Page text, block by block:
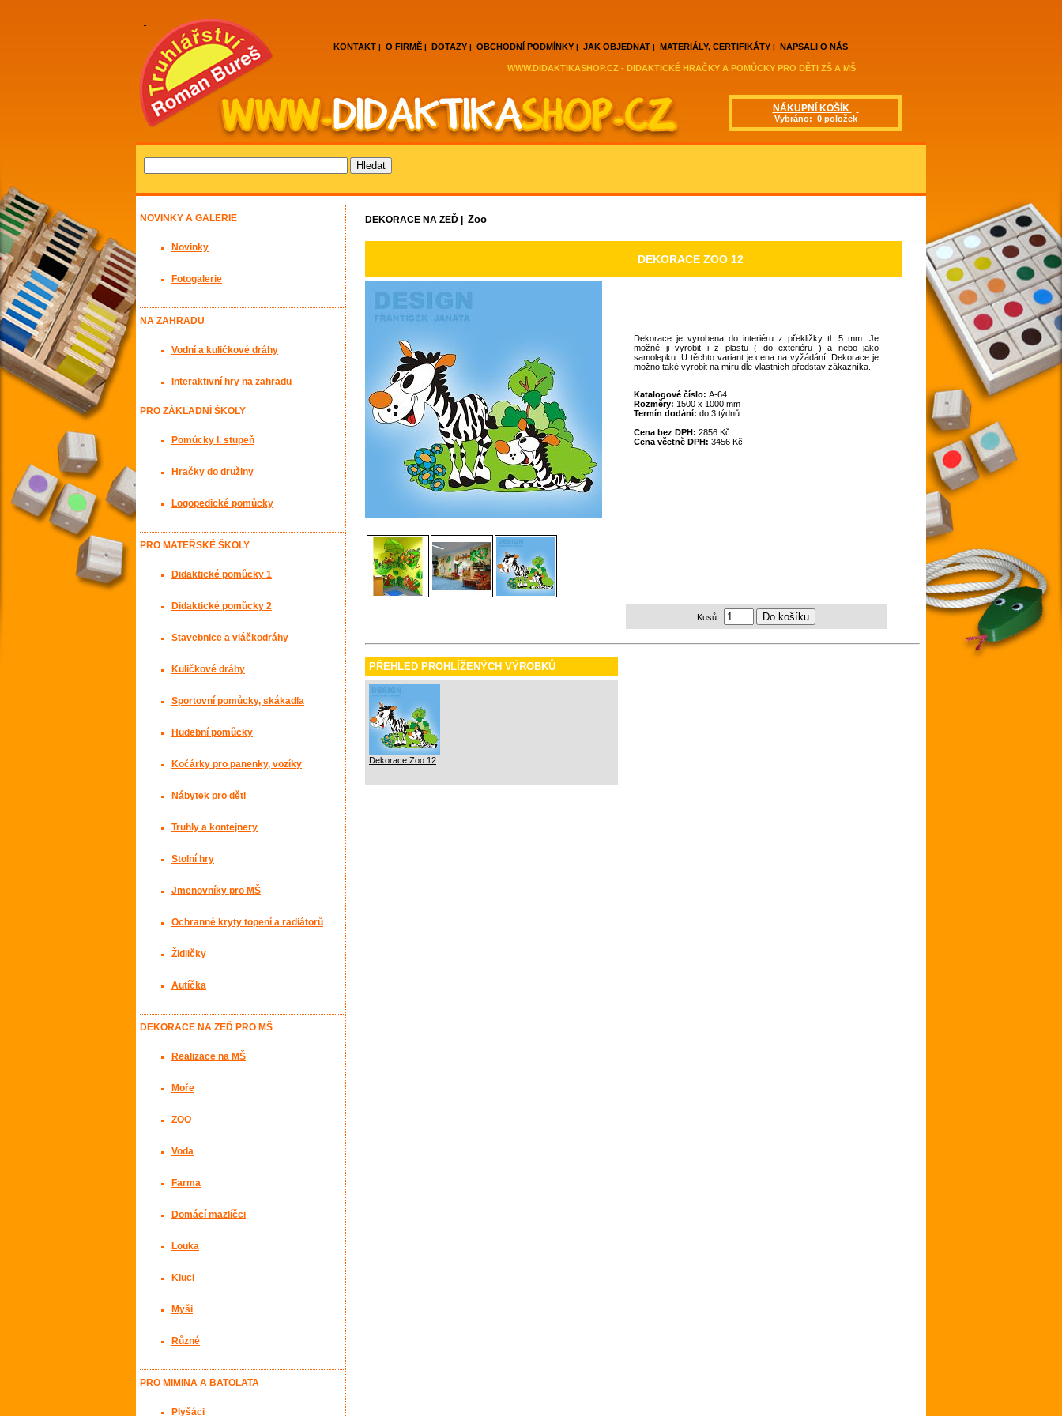
WWW.DIDAKTIKASHOP.CZ - DIDAKTICKÉ HRAČKY A POMŮCKY PRO DĚTI ZŠ A MŠ
KONTAKT | O FIRMĚ | DOTAZY | OBCHODNÍ PODMÍNKY | JAK OBJEDNAT | MATERIÁLY, CERTIFIKÁTY | NAPSALI O NÁS
NÁKUPNÍ KOŠÍK
Vybráno: 0 položek
DEKORACE NA ZEĎ | Zoo
DEKORACE ZOO 12
Dekorace je vyrobena do interiéru z překližky tl. 5 mm. Je
možné ji vyrobit i z plastu ( do exteriéru ) a nebo jako
samolepku. U těchto variant je cena na vyžádání. Dekorace je
možno také vyrobit na míru dle vlastních představ zákazníka.
Katalogové číslo: A-64
Rozměry: 1500 x 1000 mm
Termín dodání: do 3 týdnů
Cena bez DPH: 2856 Kč
Cena včetně DPH: 3456 Kč
Kusů:
PŘEHLED PROHLÍŽENÝCH VÝROBKŮ
Dekorace Zoo 12
NOVINKY A GALERIE
Novinky
Fotogalerie
NA ZAHRADU
Vodní a kuličkové dráhy
Interaktivní hry na zahradu
PRO ZÁKLADNÍ ŠKOLY
Pomůcky I. stupeň
Hračky do družiny
Logopedické pomůcky
PRO MATEŘSKÉ ŠKOLY
Didaktické pomůcky 1
Didaktické pomůcky 2
Stavebnice a vláčkodráhy
Kuličkové dráhy
Sportovní pomůcky, skákadla
Hudební pomůcky
Kočárky pro panenky, vozíky
Nábytek pro děti
Truhly a kontejnery
Stolní hry
Jmenovníky pro MŠ
Ochranné kryty topení a radiátorů
Židličky
Autíčka
DEKORACE NA ZEĎ PRO MŠ
Realizace na MŠ
Moře
ZOO
Voda
Farma
Domácí mazlíčci
Louka
Kluci
Myši
Různé
PRO MIMINA A BATOLATA
Plyšáci